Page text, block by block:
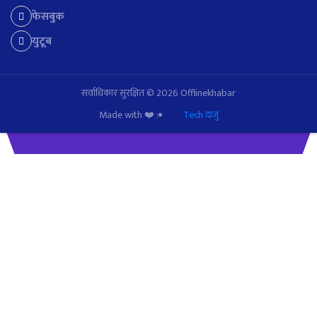
फेसबुक
युटूब
सर्वाधिकार सुरक्षित © 2026 Offlinekhabar
Made with ❤️ :
Tech दाजु